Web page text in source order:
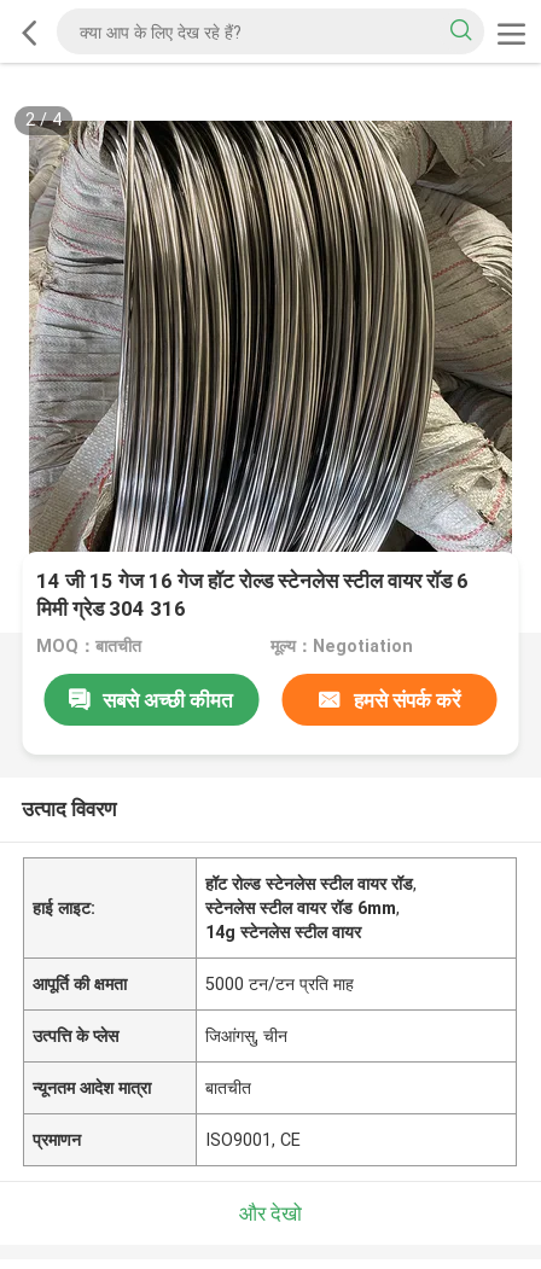
2/4
14 जी 15 गेज 16 गेज हॉट रोल्ड स्टेनलेस स्टील वायर रॉड 6
मिमी ग्रेड 304 316
MOQ：बातचीत मूल्य：Negotiation
सबसे अच्छी कीमत हमसे संपर्क करें
उत्पाद विवरण
हाई लाइट:
हॉट रोल्ड स्टेनलेस स्टील वायर रॉड,
स्टेनलेस स्टील वायर रॉड 6mm,
14g स्टेनलेस स्टील वायर
आपूर्ति की क्षमता 5000 टन/टन प्रति माह
उत्पत्ति के प्लेस जिआंगसु, चीन
न्यूनतम आदेश मात्रा बातचीत
प्रमाणन ISO9001, CE
और देखो